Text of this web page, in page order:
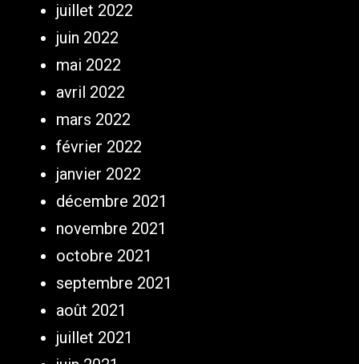
juillet 2022
juin 2022
mai 2022
avril 2022
mars 2022
février 2022
janvier 2022
décembre 2021
novembre 2021
octobre 2021
septembre 2021
août 2021
juillet 2021